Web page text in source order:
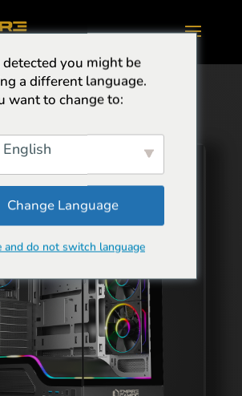
you might be
a different language.
want to change to:
English
Change Language
and do not switch language